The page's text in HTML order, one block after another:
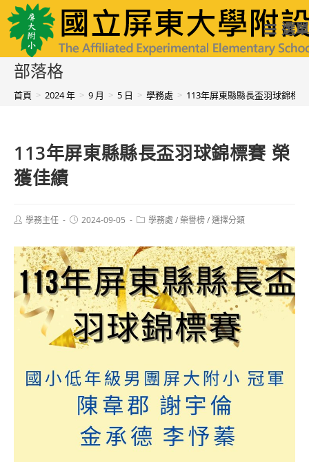
跳
轉
至
國立屏東大學附設實驗國民小學 選單
部落格
首頁 > 2024 年 > 9 月 > 5 日 > 學務處 > 113年屏東縣縣長盃羽球錦標
113年屏東縣縣長盃羽球錦標賽 榮
獲佳績
Post學務主任
Post2024-09-05
Post學務處 /榮譽榜/選擇分類